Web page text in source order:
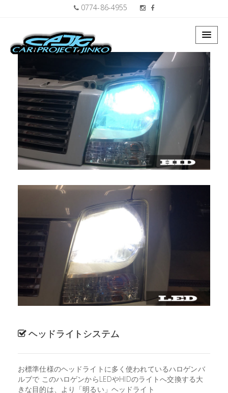
0774-86-4955
ヘッドライトシステム
お標準仕様のヘッドライトに多く使われているハロゲンバ
ルブで このハロゲンからLEDやHIDのライトへ交換する大
きな目的は、より「明るい」ヘッドライト